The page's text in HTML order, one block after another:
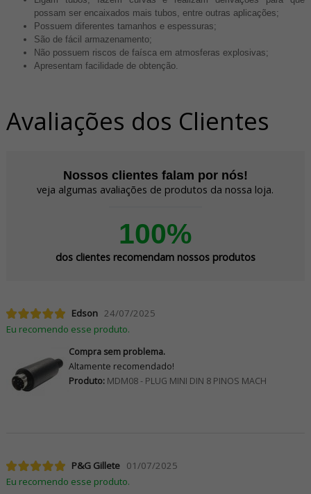
possam ser encaixados mais tubos, entre outras aplicações;
Possuem diferentes tamanhos e espessuras;
São de fácil armazenamento;
Não possuem riscos de faísca em atmosferas explosivas;
Apresentam facilidade de obtenção.
Avaliações dos Clientes
Nossos clientes falam por nós!
veja algumas avaliações de produtos da nossa loja.
100%
dos clientes recomendam nossos produtos
Edson 24/07/2025
Eu recomendo esse produto.
Compra sem problema.
Altamente recomendado!
Produto:MDM08 - PLUG MINI DIN 8 PINOS MACH
P&G Gillete 01/07/2025
Eu recomendo esse produto.